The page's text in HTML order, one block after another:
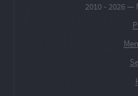
2010 - 2026 —